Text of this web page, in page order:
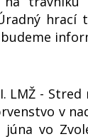
hrací
LMŽ -
v
vo